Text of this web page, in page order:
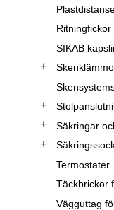
Ritningfickor
SIKAB
Säkringar
Termostater
Täckbrickor
Vägguttag